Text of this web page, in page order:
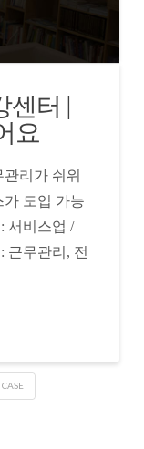
센터 |
요
리가 쉬워
도입 가능
서비스업 /
근무관리, 전
CASE